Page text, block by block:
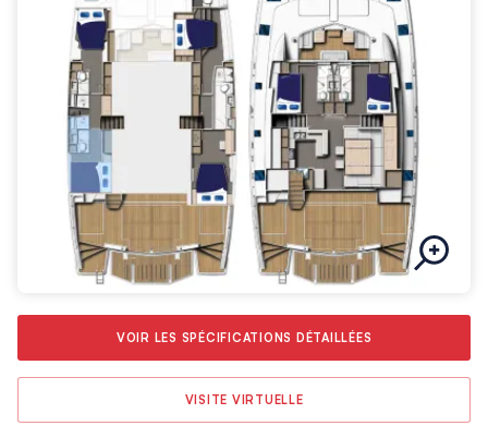
VOIR LES SPÉCIFICATIONS DÉTAILLÉES
VISITE VIRTUELLE